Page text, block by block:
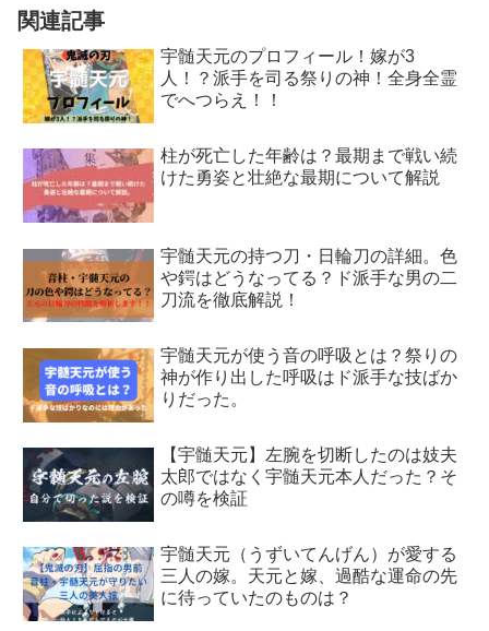
関連記事
宇髄天元のプロフィール！嫁が3
人！？派手を司る祭りの神！全身全霊
でへつらえ！！
柱が死亡した年齢は？最期まで戦い続
けた勇姿と壮絶な最期について解説
宇髄天元の持つ刀・日輪刀の詳細。色
や鍔はどうなってる？ド派手な男の二
刀流を徹底解説！
宇髄天元が使う音の呼吸とは？祭りの
神が作り出した呼吸はド派手な技ばか
りだった。
【宇髄天元】左腕を切断したのは妓夫
太郎ではなく宇髄天元本人だった？そ
の噂を検証
宇髄天元（うずいてんげん）が愛する
三人の嫁。天元と嫁、過酷な運命の先
に待っていたのものは？